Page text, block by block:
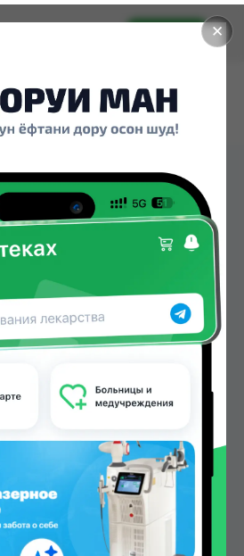
✕
Установить
ДЛЯ
ТЕЛА С МЫЛОМ можно
в аптеках, Нишон №3 по
Душанбе и других городах